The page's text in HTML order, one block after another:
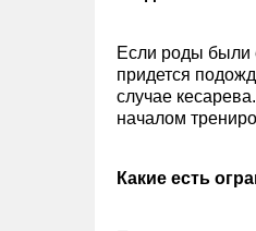
Если роды были
придется
случае
началом
Какие есть